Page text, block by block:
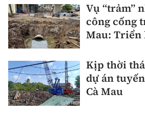
Vụ “trảm”
công cống
Mau: Triển
Kịp thời
dự án
Cà Mau